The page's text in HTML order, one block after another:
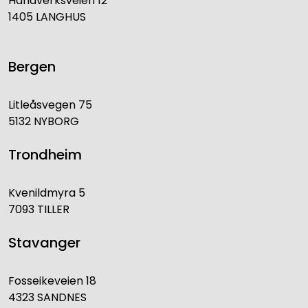
1405 LANGHUS
Bergen
Litleåsvegen 75
5132 NYBORG
Trondheim
Kvenildmyra 5
7093 TILLER
Stavanger
Fosseikeveien 18
4323 SANDNES